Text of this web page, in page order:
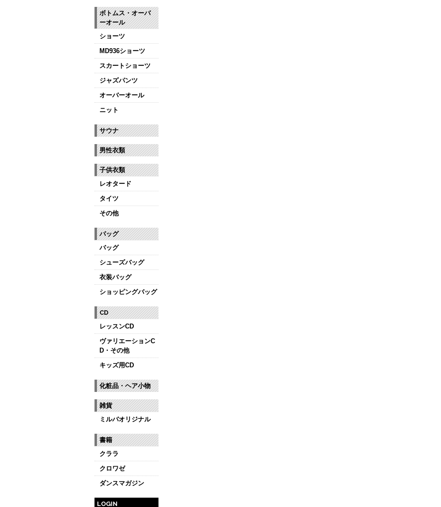
ボトムス・オーバ
ーオール
ショーツ
MD936ショーツ
スカートショーツ
ジャズパンツ
オーバーオール
ニット
サウナ
男性衣類
子供衣類
レオタード
タイツ
その他
バッグ
バッグ
シューズバッグ
衣装バッグ
ショッピングバッグ
CD
レッスンCD
ヴァリエーションC
D・その他
キッズ用CD
化粧品・ヘア小物
雑貨
ミルバオリジナル
書籍
クララ
クロワゼ
ダンスマガジン
LOGIN